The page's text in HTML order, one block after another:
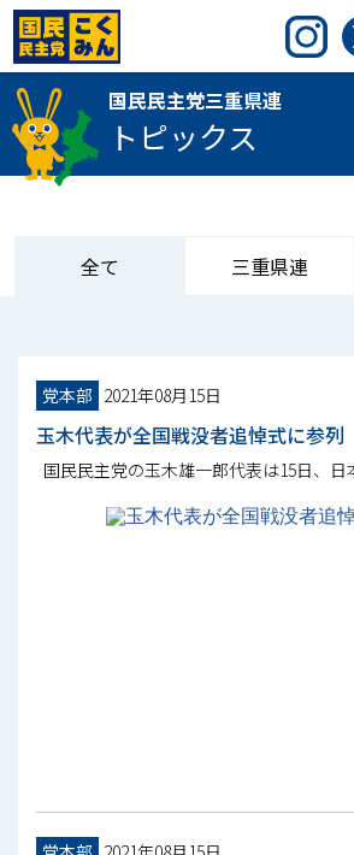
国民民主党三重県連
国民民主党三重県連
トピックス
全て 三重県連
党本部 2021年08月15日
玉木代表が全国戦没者追悼式に参列
国民民主党の玉木雄一郎代表は15日、